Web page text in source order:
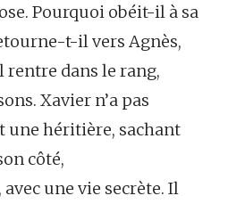
Pourquoi obéit-il à sa
t-il vers Agnès,
dans le rang,
Xavier n’a pas
une héritière, sachant
côté,
, avec une vie secrète. Il